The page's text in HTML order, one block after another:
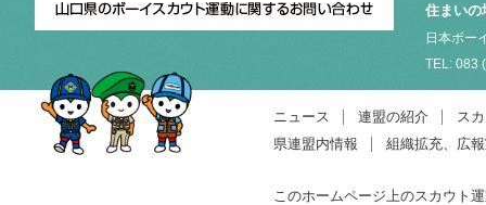
住まいの
日本ボー
TEL: 083
ニュース 連盟の紹介
ス
県連盟内情報
組織拡充、広
このホームページ上のスカウト